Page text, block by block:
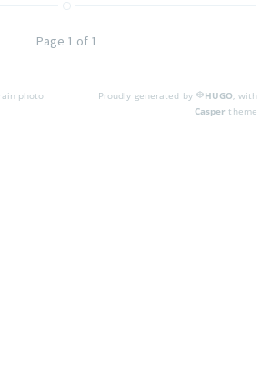
Page 1 of 1
photo
Proudly generated by HUGO , with
Casper theme